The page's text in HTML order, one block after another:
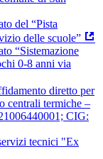
del “Pista
delle scuole”
“Sistemazione
0-8 anni via
diretto per
centrali termiche –
CIG:
tecnici "Ex